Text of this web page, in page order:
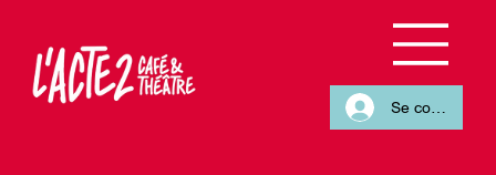
Se connecter